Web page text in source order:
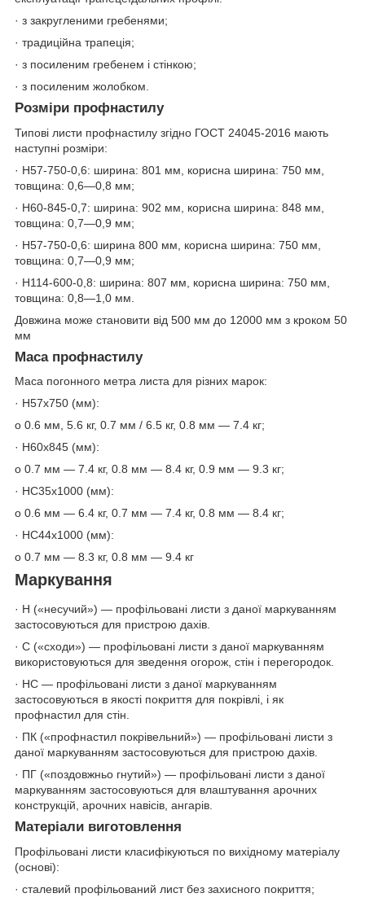
· з закругленими гребенями;
· традиційна трапеція;
· з посиленим гребенем і стінкою;
· з посиленим жолобком.
Розміри профнастилу
Типові листи профнастилу згідно ГОСТ 24045-2016 мають
наступні розміри:
· Н57-750-0,6: ширина: 801 мм, корисна ширина: 750 мм,
товщина: 0,6—0,8 мм;
· Н60-845-0,7: ширина: 902 мм, корисна ширина: 848 мм,
товщина: 0,7—0,9 мм;
· Н57-750-0,6: ширина 800 мм, корисна ширина: 750 мм,
товщина: 0,7—0,9 мм;
· Н114-600-0,8: ширина: 807 мм, корисна ширина: 750 мм,
товщина: 0,8—1,0 мм.
Довжина може становити від 500 мм до 12000 мм з кроком 50
мм
Маса профнастилу
Маса погонного метра листа для різних марок:
· Н57х750 (мм):
o 0.6 мм, 5.6 кг, 0.7 мм / 6.5 кг, 0.8 мм — 7.4 кг;
· Н60х845 (мм):
o 0.7 мм — 7.4 кг, 0.8 мм — 8.4 кг, 0.9 мм — 9.3 кг;
· НС35х1000 (мм):
o 0.6 мм — 6.4 кг, 0.7 мм — 7.4 кг, 0.8 мм — 8.4 кг;
· НС44х1000 (мм):
o 0.7 мм — 8.3 кг, 0.8 мм — 9.4 кг
Маркування
· H («несучий») — профільовані листи з даної маркуванням
застосовуються для пристрою дахів.
· C («сходи») — профільовані листи з даної маркуванням
використовуються для зведення огорож, стін і перегородок.
· HC — профільовані листи з даної маркуванням
застосовуються в якості покриття для покрівлі, і як
профнастил для стін.
· ПК («профнастил покрівельний») — профільовані листи з
даної маркуванням застосовуються для пристрою дахів.
· ПГ («поздовжньо гнутий») — профільовані листи з даної
маркуванням застосовуються для влаштування арочних
конструкцій, арочних навісів, ангарів.
Матеріали виготовлення
Профільовані листи класифікуються по вихідному матеріалу
(основі):
· сталевий профільований лист без захисного покриття;